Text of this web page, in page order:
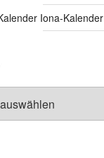
Iona-Kalender